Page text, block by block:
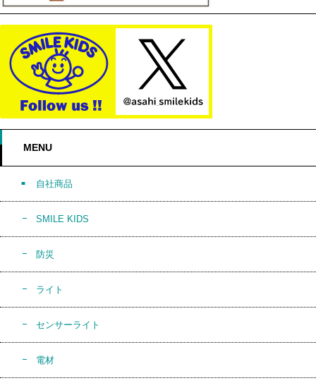
MENU
自社商品
SMILE KIDS
防災
ライト
センサーライト
電材